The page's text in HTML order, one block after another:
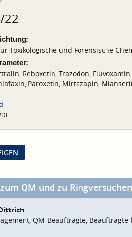
22
Toxikologische und Forensische
Reboxetin, Trazodon,
Paroxetin, Mirtazapin,
QM und zu Ringversuchen
QM-Beauftragte,